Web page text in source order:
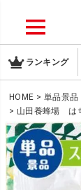
ランキング
HOME 単品景品
山田養蜂場 は